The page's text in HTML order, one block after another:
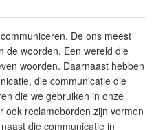
De ons meest
de woorden. Een wereld die
woorden. Daarnaast hebben
die communicatie die
die we gebruiken in onze
ook reclameborden zijn vormen
die communicatie in